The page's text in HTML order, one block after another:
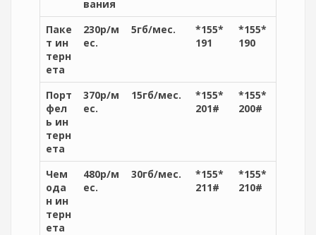
вания
Паке
т ин
терн
ета
230р/м
ес.
5гб/мес.
*155*
191
*155*
190
Порт
фел
ь ин
терн
ета
370р/м
ес.
15гб/мес.
*155*
201#
*155*
200#
Чем
ода
н ин
терн
ета
480р/м
ес.
30гб/мес.
*155*
211#
*155*
210#